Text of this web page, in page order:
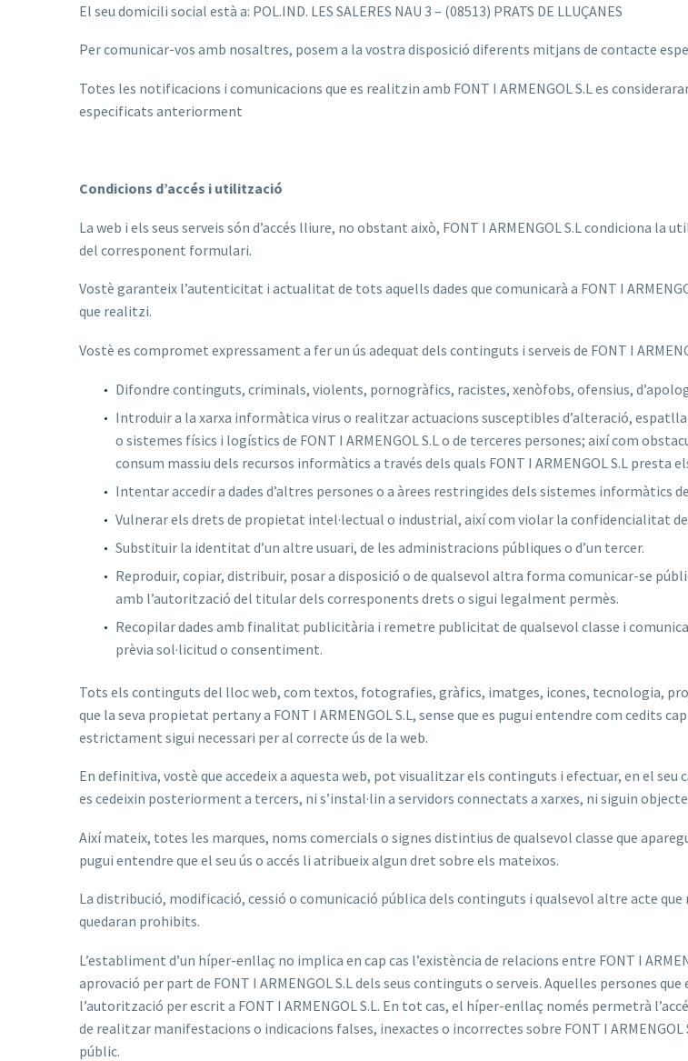
El seu domicili social està a: POL.IND. LES SALERES NAU 3 – (08513) PRATS DE LLUÇANES
Per comunicar-vos amb nosaltres, posem a la vostra disposició diferents mitjans de contacte
Totes les notificacions i comunicacions que es realitzin amb FONT I ARMENGOL S.L es
especificats anteriorment
Condicions d’accés i utilització
La web i els seus serveis són d’accés lliure, no obstant això, FONT I ARMENGOL S.L condiciona
del corresponent formulari.
Vostè garanteix l’autenticitat i actualitat de tots aquells dades que comunicarà a FONT I
que realitzi.
Vostè es compromet expressament a fer un ús adequat dels continguts i serveis de FONT I
Difondre continguts, criminals, violents, pornogràfics, racistes, xenòfobs, ofensius,
Introduir a la xarxa informàtica virus o realitzar actuacions susceptibles d’alteració,
o sistemes físics i logístics de FONT I ARMENGOL S.L o de terceres persones; així com
consum massiu dels recursos informàtics a través dels quals FONT I ARMENGOL S.L presta
Intentar accedir a dades d’altres persones o a àrees restringides dels sistemes informàtics
Vulnerar els drets de propietat intel·lectual o industrial, així com violar la confidencialitat de
Substituir la identitat d’un altre usuari, de les administracions públiques o d’un tercer.
Reproduir, copiar, distribuir, posar a disposició o de qualsevol altra forma comunicar-se
amb l’autorització del titular dels corresponents drets o sigui legalment permès.
Recopilar dades amb finalitat publicitària i remetre publicitat de qualsevol classe i
prèvia sol·licitud o consentiment.
Tots els continguts del lloc web, com textos, fotografies, gràfics, imatges, icones, tecnologia,
que la seva propietat pertany a FONT I ARMENGOL S.L, sense que es pugui entendre com cedits
estrictament sigui necessari per al correcte ús de la web.
En definitiva, vostè que accedeix a aquesta web, pot visualitzar els continguts i efectuar, en el
es cedeixin posteriorment a tercers, ni s’instal·lin a servidors connectats a xarxes, ni siguin
Així mateix, totes les marques, noms comercials o signes distintius de qualsevol classe que
pugui entendre que el seu ús o accés li atribueix algun dret sobre els mateixos.
La distribució, modificació, cessió o comunicació pública dels continguts i qualsevol altre acte
quedaran prohibits.
L’establiment d’un híper-enllaç no implica en cap cas l’existència de relacions entre FONT I
aprovació per part de FONT I ARMENGOL S.L dels seus continguts o serveis. Aquelles persones
l’autorització per escrit a FONT I ARMENGOL S.L. En tot cas, el híper-enllaç només permetrà
de realitzar manifestacions o indicacions falses, inexactes o incorrectes sobre FONT I
públic.